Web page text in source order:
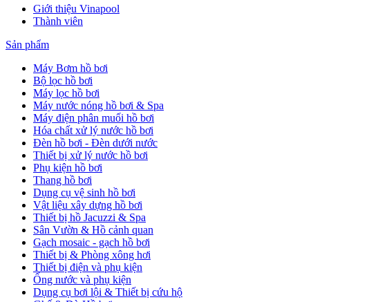
Giới thiệu Vinapool
Thành viên
Sản phẩm
Máy Bơm hồ bơi
Bộ lọc hồ bơi
Máy lọc hồ bơi
Máy nước nóng hồ bơi & Spa
Máy điện phân muối hồ bơi
Hóa chất xử lý nước hồ bơi
Đèn hồ bơi - Đèn dưới nước
Thiết bị xử lý nước hồ bơi
Phụ kiện hồ bơi
Thang hồ bơi
Dụng cụ vệ sinh hồ bơi
Vật liệu xây dựng hồ bơi
Thiết bị hồ Jacuzzi & Spa
Sân Vườn & Hồ cảnh quan
Gạch mosaic - gạch hồ bơi
Thiết bị & Phòng xông hơi
Thiết bị điện và phụ kiện
Ống nước và phụ kiện
Dụng cụ bơi lội & Thiết bị cứu hộ